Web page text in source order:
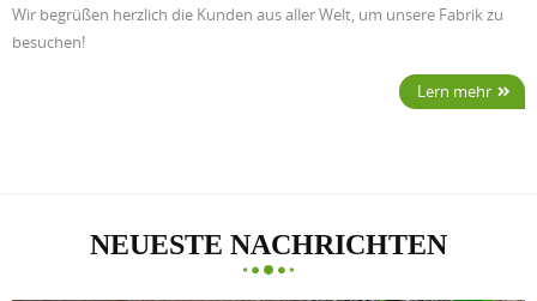
Wir begrüßen herzlich die Kunden aus aller Welt, um unsere Fabrik zu
besuchen!
Lern mehr
NEUESTE NACHRICHTEN